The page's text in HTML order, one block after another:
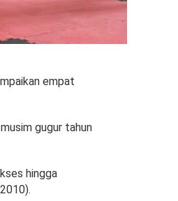
empat
gugur tahun
hingga